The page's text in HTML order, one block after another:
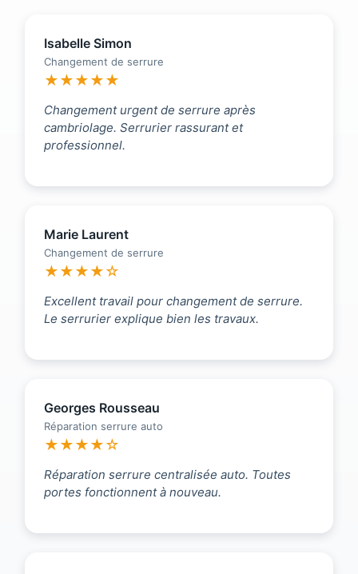
Isabelle Simon
Changement de serrure
★★★★★
Changement urgent de serrure après
cambriolage. Serrurier rassurant et
professionnel.
Marie Laurent
Changement de serrure
★★★★☆
Excellent travail pour changement de serrure.
Le serrurier explique bien les travaux.
Georges Rousseau
Réparation serrure auto
★★★★☆
Réparation serrure centralisée auto. Toutes
portes fonctionnent à nouveau.